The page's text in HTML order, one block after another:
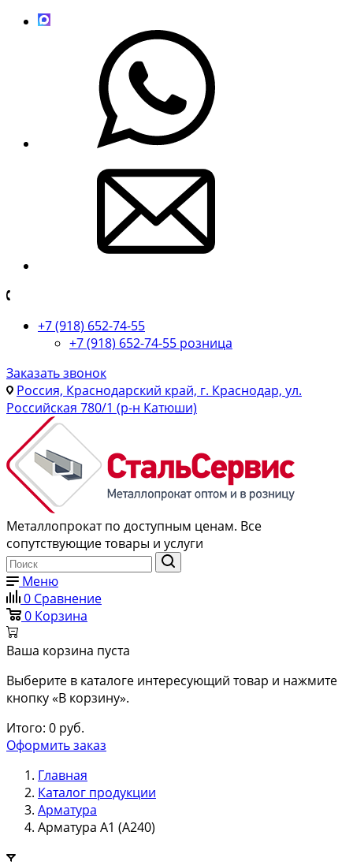
+7 (918) 652-74-55
+7 (918) 652-74-55 розница
Заказать звонок
Россия, Краснодарский край, г. Краснодар, ул.
Российская 780/1 (р-н Катюши)
Металлопрокат по доступным ценам. Все
сопутствующие товары и услуги
Меню
0 Сравнение
0 Корзина
Ваша корзина пуста
Выберите в каталоге интересующий товар и нажмите
кнопку «В корзину».
Итого: 0 руб.
Оформить заказ
Главная
Каталог продукции
Арматура
Арматура А1 (А240)